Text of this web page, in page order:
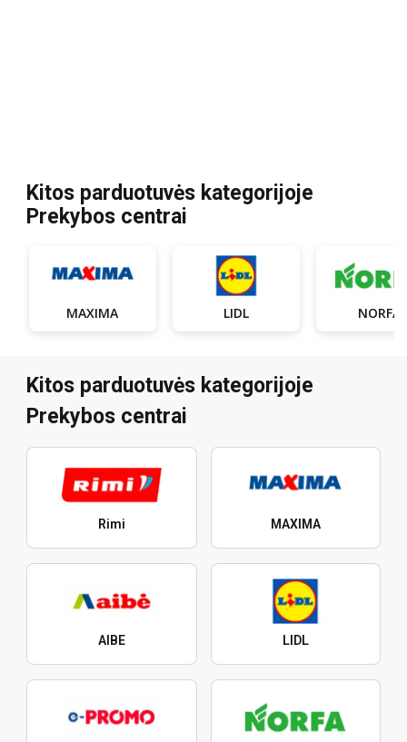
Kitos parduotuvės kategorijoje
Prekybos centrai
MAXIMA LIDL NORFA
Kitos parduotuvės kategorijoje
Prekybos centrai
Rimi MAXIMA
AIBE LIDL